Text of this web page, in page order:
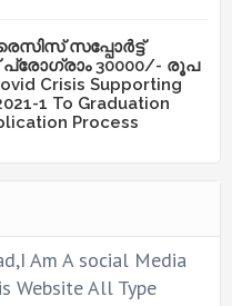
സപ്പോർട്ട്
പ്രോഗ്രാം 30000/- രൂപ
Crisis Supporting
1 To Graduation
Process
Am A social Media
Website All Type